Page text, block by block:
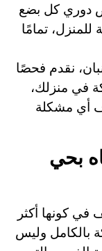
دوري كل بضع
للمنزل، تمامًا
نقدم فحصًا
في منزلك،
أي مشكلة
بحي
كونها أكثر
بالكامل وليس